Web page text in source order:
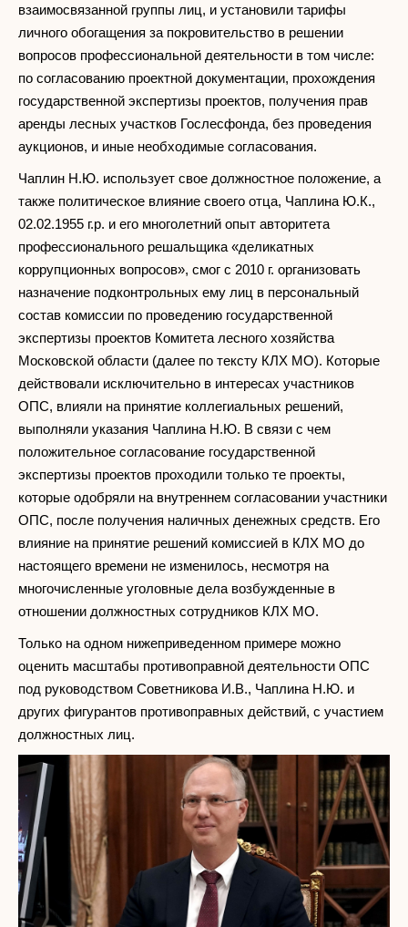
взаимосвязанной группы лиц, и установили тарифы
личного обогащения за покровительство в решении
вопросов профессиональной деятельности в том числе:
по согласованию проектной документации, прохождения
государственной экспертизы проектов, получения прав
аренды лесных участков Гослесфонда, без проведения
аукционов, и иные необходимые согласования.
Чаплин Н.Ю. использует свое должностное положение, а
также политическое влияние своего отца, Чаплина Ю.К.,
02.02.1955 г.р. и его многолетний опыт авторитета
профессионального решальщика «деликатных
коррупционных вопросов», смог с 2010 г. организовать
назначение подконтрольных ему лиц в персональный
состав комиссии по проведению государственной
экспертизы проектов Комитета лесного хозяйства
Московской области (далее по тексту КЛХ МО). Которые
действовали исключительно в интересах участников
ОПС, влияли на принятие коллегиальных решений,
выполняли указания Чаплина Н.Ю. В связи с чем
положительное согласование государственной
экспертизы проектов проходили только те проекты,
которые одобряли на внутреннем согласовании участники
ОПС, после получения наличных денежных средств. Его
влияние на принятие решений комиссией в КЛХ МО до
настоящего времени не изменилось, несмотря на
многочисленные уголовные дела возбужденные в
отношении должностных сотрудников КЛХ МО.
Только на одном нижеприведенном примере можно
оценить масштабы противоправной деятельности ОПС
под руководством Советникова И.В., Чаплина Н.Ю. и
других фигурантов противоправных действий, с участием
должностных лиц.